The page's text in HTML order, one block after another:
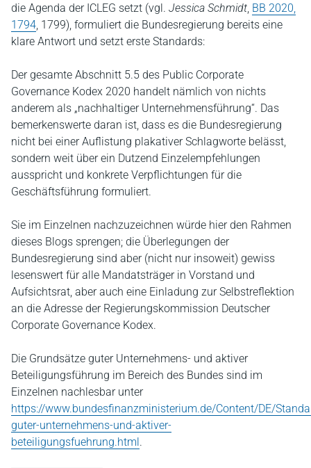
die Agenda der ICLEG setzt (vgl. Jessica Schmidt, BB 2020,
1794, 1799), formuliert die Bundesregierung bereits eine
klare Antwort und setzt erste Standards:
Der gesamte Abschnitt 5.5 des Public Corporate
Governance Kodex 2020 handelt nämlich von nichts
anderem als „nachhaltiger Unternehmensführung“. Das
bemerkenswerte daran ist, dass es die Bundesregierung
nicht bei einer Auflistung plakativer Schlagworte belässt,
sondern weit über ein Dutzend Einzelempfehlungen
ausspricht und konkrete Verpflichtungen für die
Geschäftsführung formuliert.
Sie im Einzelnen nachzuzeichnen würde hier den Rahmen
dieses Blogs sprengen; die Überlegungen der
Bundesregierung sind aber (nicht nur insoweit) gewiss
lesenswert für alle Mandatsträger in Vorstand und
Aufsichtsrat, aber auch eine Einladung zur Selbstreflektion
an die Adresse der Regierungskommission Deutscher
Corporate Governance Kodex.
Die Grundsätze guter Unternehmens- und aktiver
Beteiligungsführung im Bereich des Bundes sind im
Einzelnen nachlesbar unter
https://www.bundesfinanzministerium.de/Content/DE/
guter-unternehmens-und-aktiver-
beteiligungsfuehrung.html.